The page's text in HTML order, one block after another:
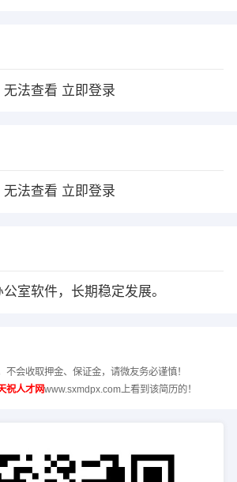
法查看 立即登录
法查看 立即登录
室软件，长期稳定发展。
不会收取押金、保证金，请微友务必谨慎！
祝人才网www.sxmdpx.com上看到该简历的！